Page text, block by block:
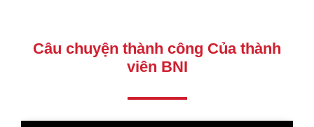
Câu chuyện thành công Của thành
viên BNI